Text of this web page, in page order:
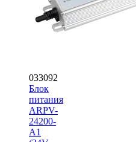
033092
Блок
питания
ARPV-
24200-
A1